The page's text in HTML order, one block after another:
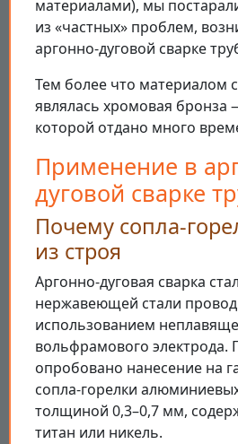
материалами), мы
из «частных» проблем,
аргонно-дуговой сварке
Тем более что материалом
являлась хромовая бронза
которой отдано много
Применение в
дуговой сварке
Почему сопла-
из строя
Аргонно-дуговая сварка
нержавеющей стали
использованием
вольфрамового электрода.
опробовано нанесение на
сопла-горелки
толщиной 0,3–0,7 мм,
титан или никель.